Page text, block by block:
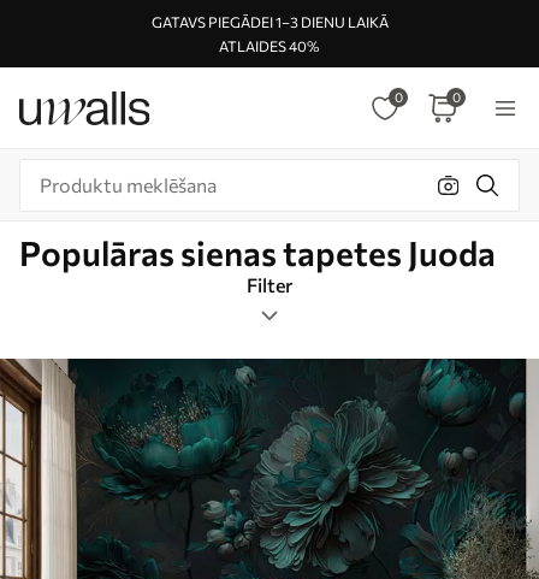
GATAVS PIEGĀDEI 1–3 DIENU LAIKĀ
ATLAIDES 40%
0 0
Populāras sienas tapetes Juoda
Filter
Tags
Attēlu formāts
Juoda
Smart
Atiestatīt visu